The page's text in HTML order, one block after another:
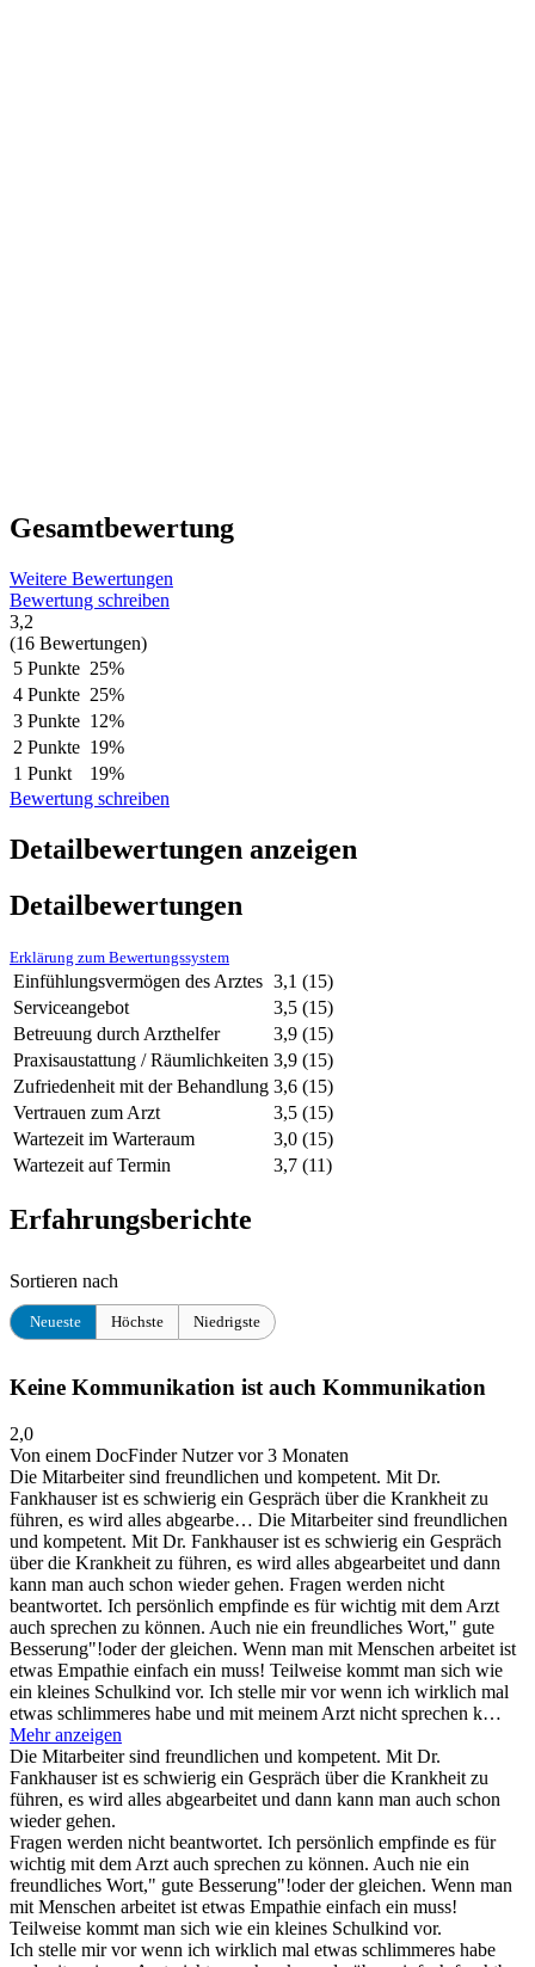
Gesamtbewertung
Weitere Bewertungen
Bewertung schreiben
3,2
(16 Bewertungen)
5 Punkte 25%
4 Punkte 25%
3 Punkte 12%
2 Punkte 19%
1 Punkt
19%
Bewertung schreiben
Detailbewertungen anzeigen
Detailbewertungen
Erklärung zum Bewertungssystem
Einfühlungsvermögen des Arztes 3,1 (15)
Serviceangebot
3,5 (15)
Betreuung durch Arzthelfer
3,9 (15)
Praxisaustattung / Räumlichkeiten 3,9 (15)
Zufriedenheit mit der Behandlung 3,6 (15)
Vertrauen zum Arzt
3,5 (15)
Wartezeit im Warteraum
3,0 (15)
Wartezeit auf Termin
3,7 (11)
Erfahrungsberichte
Sortieren nach
Neueste Höchste Niedrigste
Keine Kommunikation ist auch Kommunikation
2,0
Von einem DocFinder Nutzervor 3 Monaten
Die Mitarbeiter sind freundlichen und kompetent. Mit Dr.
Fankhauser ist es schwierig ein Gespräch über die Krankheit zu
führen, es wird alles abgearbe… Die Mitarbeiter sind freundlichen
und kompetent. Mit Dr. Fankhauser ist es schwierig ein Gespräch
über die Krankheit zu führen, es wird alles abgearbeitet und dann
kann man auch schon wieder gehen. Fragen werden nicht
beantwortet. Ich persönlich empfinde es für wichtig mit dem Arzt
auch sprechen zu können. Auch nie ein freundliches Wort," gute
Besserung"!oder der gleichen. Wenn man mit Menschen arbeitet ist
etwas Empathie einfach ein muss! Teilweise kommt man sich wie
ein kleines Schulkind vor. Ich stelle mir vor wenn ich wirklich mal
etwas schlimmeres habe und mit meinem Arzt nicht sprechen k…
Mehr anzeigen
Die Mitarbeiter sind freundlichen und kompetent. Mit Dr.
Fankhauser ist es schwierig ein Gespräch über die Krankheit zu
führen, es wird alles abgearbeitet und dann kann man auch schon
wieder gehen.
Fragen werden nicht beantwortet. Ich persönlich empfinde es für
wichtig mit dem Arzt auch sprechen zu können. Auch nie ein
freundliches Wort," gute Besserung"!oder der gleichen. Wenn man
mit Menschen arbeitet ist etwas Empathie einfach ein muss!
Teilweise kommt man sich wie ein kleines Schulkind vor.
Ich stelle mir vor wenn ich wirklich mal etwas schlimmeres habe